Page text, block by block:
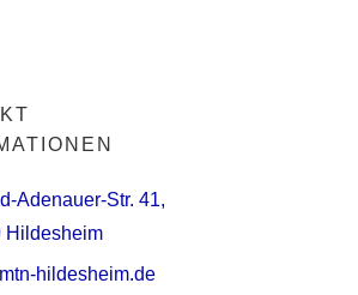
Adenauer-Str. 41,
Hildesheim
hildesheim.de